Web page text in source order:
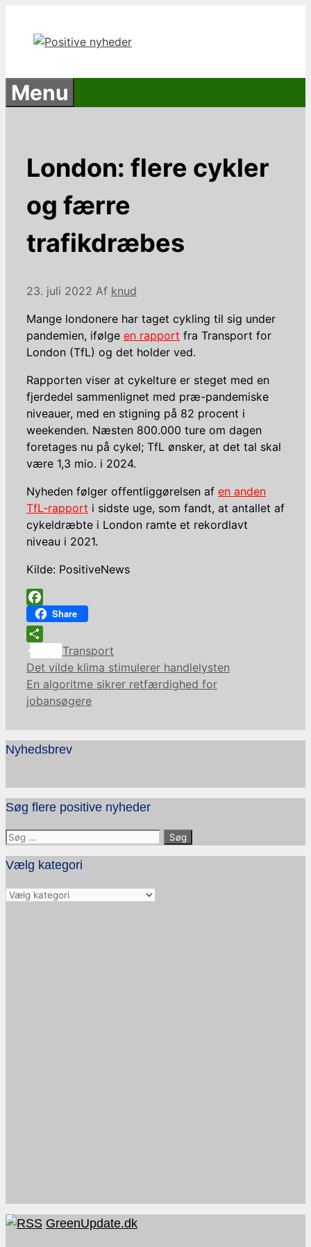
indhold
Menu
London: flere cykler
og færre
trafikdræbes
23. juli 2022 Af knud
Mange londonere har taget cykling til sig under
pandemien, ifølge en rapport fra Transport for
London (TfL) og det holder ved.
Rapporten viser at cykelture er steget med en
fjerdedel sammenlignet med præ-pandemiske
niveauer, med en stigning på 82 procent i
weekenden. Næsten 800.000 ture om dagen
foretages nu på cykel; TfL ønsker, at det tal skal
være 1,3 mio. i 2024.
Nyheden følger offentliggørelsen af ​​en anden
TfL-rapport i sidste uge, som fandt, at antallet af
cykeldræbte i London ramte et rekordlavt
niveau i 2021.
Kilde: PositiveNews
Facebook
Share
Share
Kategorier
Transport
Det vilde klima stimulerer handlelysten
En algoritme sikrer retfærdighed for
jobansøgere
Nyhedsbrev
Søg flere positive nyheder
Søg
efter:
Vælg kategori
Vælg
GreenUpdate.dk